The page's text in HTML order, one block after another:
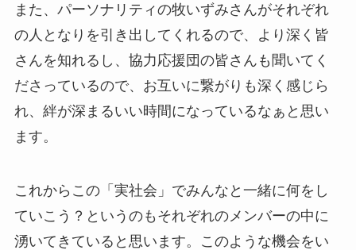
また、パーソナリティの牧いずみさんがそれぞれ
の人となりを引き出してくれるので、より深く皆
さんを知れるし、協力応援団の皆さんも聞いてく
ださっているので、お互いに繋がりも深く感じら
れ、絆が深まるいい時間になっているなぁと思い
ます。
これからこの「実社会」でみんなと一緒に何をし
ていこう？というのもそれぞれのメンバーの中に
湧いてきていると思います。このような機会をい